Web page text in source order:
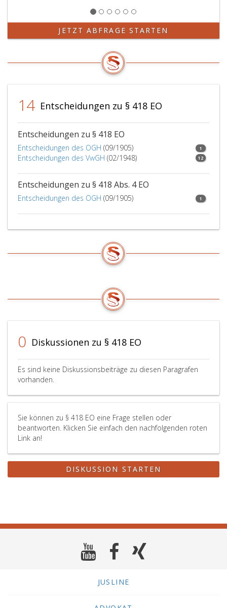
JETZT ABFRAGE STARTEN
14 Entscheidungen zu § 418 EO
Entscheidungen zu § 418 EO
Entscheidungen des OGH (09/1905) 1
Entscheidungen des VwGH (02/1948) 12
Entscheidungen zu § 418 Abs. 4 EO
Entscheidungen des OGH (09/1905) 1
0 Diskussionen zu § 418 EO
Es sind keine Diskussionsbeiträge zu diesen Paragrafen
vorhanden.
Sie können zu § 418 EO eine Frage stellen oder
beantworten. Klicken Sie einfach den nachfolgenden roten
Link an!
DISKUSSION STARTEN
JUSLINE